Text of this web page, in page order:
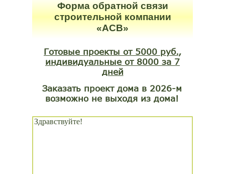
Готовые проекты от 5000 руб.,
индивидуальные от 8000 за 7
дней
Форма обратной связи
строительной компании
«АСВ»
Заказать проект дома в 2026-м
возможно не выходя из дома!